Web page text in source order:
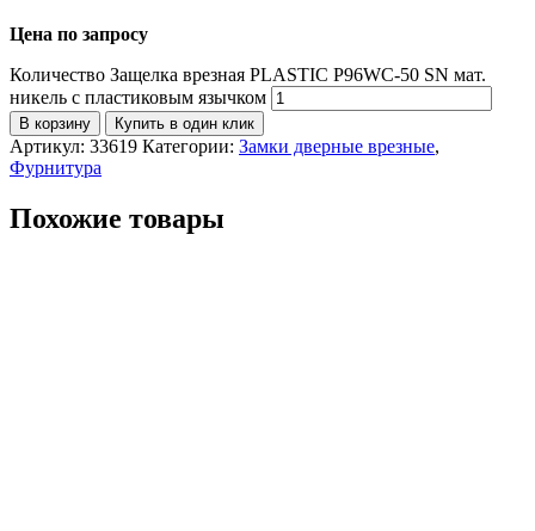
Цена по запросу
Количество Защелка врезная PLASTIC P96WC-50 SN мат.
никель с пластиковым язычком
В корзину Купить в один клик
Артикул: 33619 Категории: Замки дверные врезные,
Фурнитура
Похожие товары